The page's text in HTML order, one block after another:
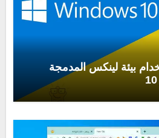
بيئة لينكس المدمجة